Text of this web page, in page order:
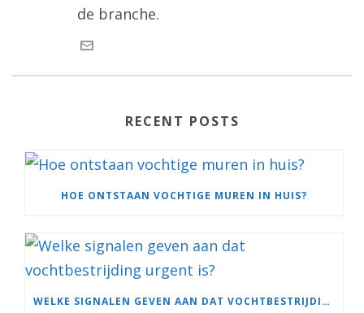
de branche.
RECENT POSTS
HOE ONTSTAAN VOCHTIGE MUREN IN HUIS?
WELKE SIGNALEN GEVEN AAN DAT VOCHTBESTRIJDING URGENT IS?